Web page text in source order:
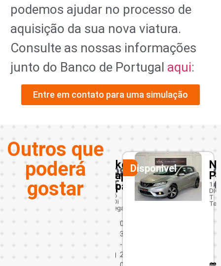
podemos ajudar no processo de
aquisição da sua nova viatura.
Consulte as nossas informações
junto do Banco de Portugal aqui:
Entre em contato para uma simulação
Outros que
poderá
gostar
Skoda
Rapid
Spaceback
Elegance
9850
€
Disponivel
Nissan
Pulsar
1.2
DIG-
T
Tekna
M
a
ç
o
9950
€
Disponivel
1.0€